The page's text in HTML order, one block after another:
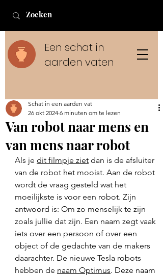
Een schat in
aarden vaten
Van robot naar mens en
van mens naar robot
Schat in een aarden vat
26 okt 2024 6 minuten om te lezen
Als je dit filmpje ziet dan is de afsluiter
van de robot het mooist. Aan de robot
wordt de vraag gesteld wat het
moeilijkste is voor een robot. Zijn
antwoord is: Om zo menselijk te zijn
zoals jullie dat zijn. Een naam zegt vaak
iets over een persoon of over een
object of de gedachte van de makers
daarachter. De nieuwe Tesla robots
hebben de naam Optimus. Deze naam